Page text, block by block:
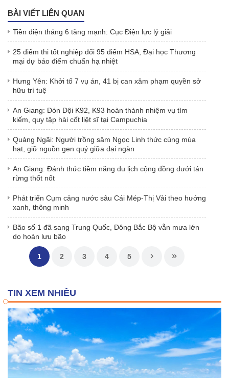
BÀI VIẾT LIÊN QUAN
Tiền điện tháng 6 tăng mạnh: Cục Điện lực lý giải
25 điểm thi tốt nghiệp đổi 95 điểm HSA, Đại học Thương
mại dự báo điểm chuẩn hạ nhiệt
Hưng Yên: Khởi tố 7 vụ án, 41 bị can xâm phạm quyền sở
hữu trí tuệ
An Giang: Đón Đội K92, K93 hoàn thành nhiệm vụ tìm
kiếm, quy tập hài cốt liệt sĩ tại Campuchia
Quảng Ngãi: Người trồng sâm Ngọc Linh thức cùng mùa
hạt, giữ nguồn gen quý giữa đại ngàn
An Giang: Đánh thức tiềm năng du lịch cộng đồng dưới tán
rừng thốt nốt
Phát triển Cụm cảng nước sâu Cái Mép-Thị Vải theo hướng
xanh, thông minh
Bão số 1 đã sang Trung Quốc, Đông Bắc Bộ vẫn mưa lớn
do hoàn lưu bão
1 2 3 4 5
TIN XEM NHIỀU